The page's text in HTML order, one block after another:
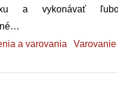
a vykonávať
a varovania
Varovanie